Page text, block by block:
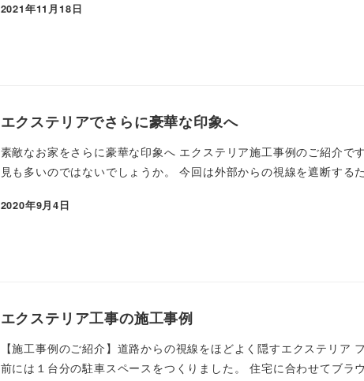
2021年11月18日
エクステリアでさらに豪華な印象へ
素敵なお家をさらに豪華な印象へ エクステリア施工事例のご紹介
見も多いのではないでしょうか。 今回は外部からの視線を遮断す
2020年9月4日
エクステリア工事の施工事例
【施工事例のご紹介】道路からの視線をほどよく隠すエクステリ
前には１台分の駐車スペースをつくりました。 住宅に合わせてブ